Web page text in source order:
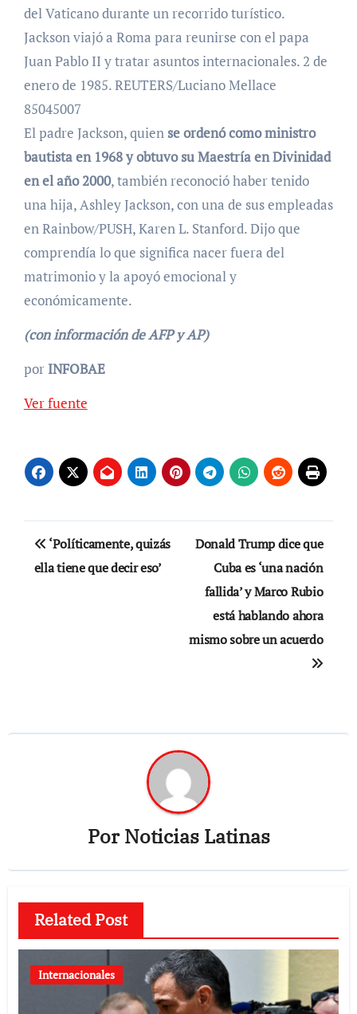
del Vaticano durante un recorrido turístico.
Jackson viajó a Roma para reunirse con el papa
Juan Pablo II y tratar asuntos internacionales. 2 de
enero de 1985. REUTERS/Luciano Mellace
85045007
El padre Jackson, quien se ordenó como ministro
bautista en 1968 y obtuvo su Maestría en Divinidad
en el año 2000, también reconoció haber tenido
una hija, Ashley Jackson, con una de sus empleadas
en Rainbow/PUSH, Karen L. Stanford. Dijo que
comprendía lo que significa nacer fuera del
matrimonio y la apoyó emocional y
económicamente.
(con información de AFP y AP)
porINFOBAE
Ver fuente
Navegación
de
‘Políticamente, quizás
ella tiene que decir eso’
Donald Trump dice que
Cuba es ‘una nación
fallida’ y Marco Rubio
está hablando ahora
mismo sobre un acuerdo
PorNoticias Latinas
Related Post
Internacionales